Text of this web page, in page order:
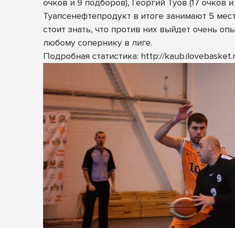
очков и 9 подборов), Георгий Туов (17 очков
Туапсенефтепродукт в итоге занимают 5
стоит знать, что против них выйдет очень
любому сопернику в лиге.
Подробная статистика: http://